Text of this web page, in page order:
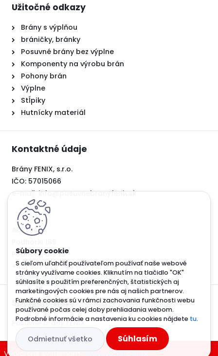
S cieľom uľahčiť používateľom používať naše webové
stránky využívame cookies. Kliknutím na tlačidlo "OK"
súhlasíte s použitím preferenčných, štatistických aj
marketingových cookies pre nás aj našich partnerov.
Funkčné cookies sú v rámci zachovania funkčnosti webu
používané počas celej doby prehliadania webom.
Podrobné informácie a nastavenia ku cookies nájdete tu.
Odmietnuť všetko Súhlasím
Užitočné odkazy
Brány s výplňou
bráničky, bránky
Posuvné brány bez výplne
Komponenty na výrobu brán
Pohony brán
Výplne
Stĺpiky
Hutnícky materiál
Kontaktné údaje
Brány FENIX, s.r.o.
IČO: 57015066
e-mail: info@posuvnebranyfenix.sk
ADRESA:
Podhorie013 18
+421 907 828 548(Po-Pia 8:00-17:00)
Sociálne siete
Posuvné brány FENIX
Vytvorené systémomwww.webareal.sk